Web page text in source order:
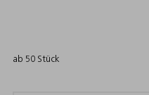
ab 50 Stück